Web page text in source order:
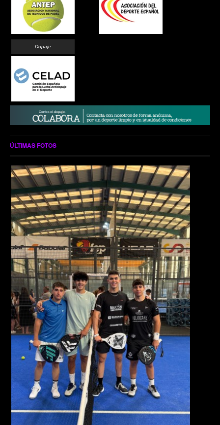
Dopaje
ÚLTIMAS FOTOS